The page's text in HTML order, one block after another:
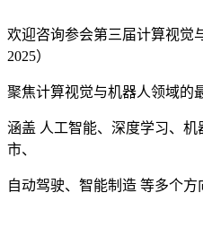
欢迎咨询参会第三届计算视觉
2025）
聚焦计算视觉与机器人领域的
涵盖 人工智能、深度学习、
市、
自动驾驶、智能制造 等多个方